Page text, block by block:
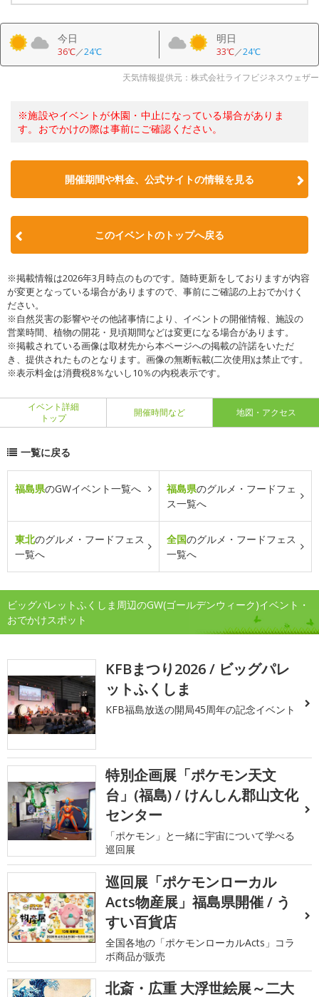
今日
36℃／24℃
明日
33℃／24℃
天気情報提供元：株式会社ライフビジネスウェザー
※施設やイベントが休園・中止になっている場合がありま
す。おでかけの際は事前にご確認ください。
開催期間や料金、公式サイトの情報を見る
このイベントのトップへ戻る
※掲載情報は2026年3月時点のものです。随時更新をしておりますが内容
が変更となっている場合がありますので、事前にご確認の上おでかけく
ださい。
※自然災害の影響やその他諸事情により、イベントの開催情報、施設の
営業時間、植物の開花・見頃期間などは変更になる場合があります。
※掲載されている画像は取材先から本ページへの掲載の許諾をいただ
き、提供されたものとなります。画像の無断転載(二次使用)は禁止です。
※表示料金は消費税8％ないし10％の内税表示です。
イベント詳細
トップ
開催時間など 地図・アクセス
一覧に戻る
福島県のGWイベント一覧へ 福島県のグルメ・フードフェ
ス一覧へ
東北のグルメ・フードフェス
一覧へ
全国のグルメ・フードフェス
一覧へ
ビッグパレットふくしま周辺のGW(ゴールデンウィーク)イベント・
おでかけスポット
KFBまつり2026 / ビッグパレ
ットふくしま
KFB福島放送の開局45周年の記念イベント
特別企画展「ポケモン天文
台」(福島) / けんしん郡山文化
センター
「ポケモン」と一緒に宇宙について学べる
巡回展
巡回展「ポケモンローカル
Acts物産展」福島県開催 / う
すい百貨店
全国各地の「ポケモンローカルActs」コラ
ボ商品が販売
北斎・広重 大浮世絵展～二大